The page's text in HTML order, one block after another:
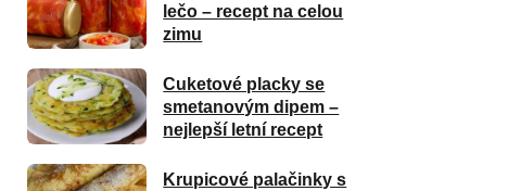
lečo – recept na celou
zimu
Cuketové placky se
smetanovým dipem –
nejlepší letní recept
Krupicové palačinky s